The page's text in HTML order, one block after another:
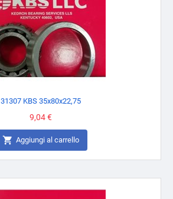
31307 KBS 35x80x22,75
Prezzo
9,04 €
 Aggiungi al carrello